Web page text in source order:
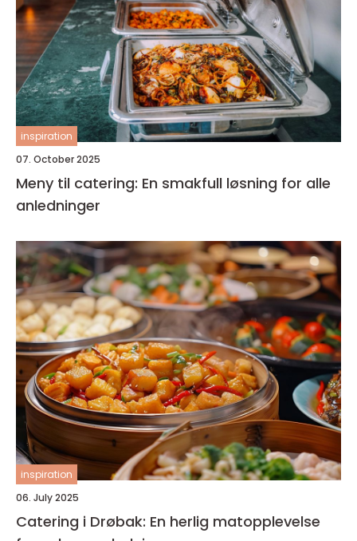
inspiration
07. October 2025
Meny til catering: En smakfull løsning for alle
anledninger
inspiration
06. July 2025
Catering i Drøbak: En herlig matopplevelse